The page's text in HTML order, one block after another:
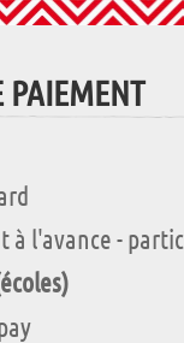
PAIEMENT
à l'avance -